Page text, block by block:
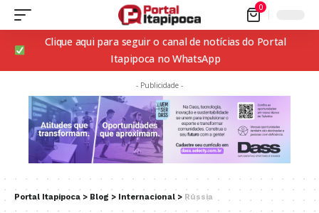
0
Clique aqui para seguir o canal de notícias do Portal
Itapipoca no WhatsApp
- Publicidade -
Portal Itapipoca > Blog > Internacional > Rússia